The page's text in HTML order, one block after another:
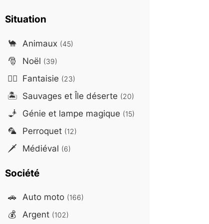
Situation
🐪 Animaux (45)
🎅 Noël (39)
🧙‍♂️ Fantaisie (23)
🏝️ Sauvages et Île déserte (20)
🧞 Génie et lampe magique (15)
🦜 Perroquet (12)
🗡️ Médiéval (6)
Société
🚗 Auto moto (166)
💰 Argent (102)